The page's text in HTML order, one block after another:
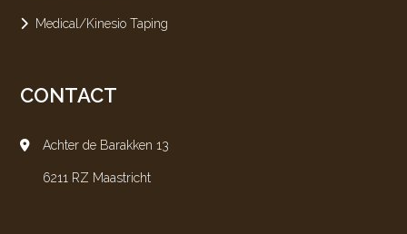
Medical/Kinesio Taping
CONTACT
Achter de Barakken 13
6211 RZ Maastricht